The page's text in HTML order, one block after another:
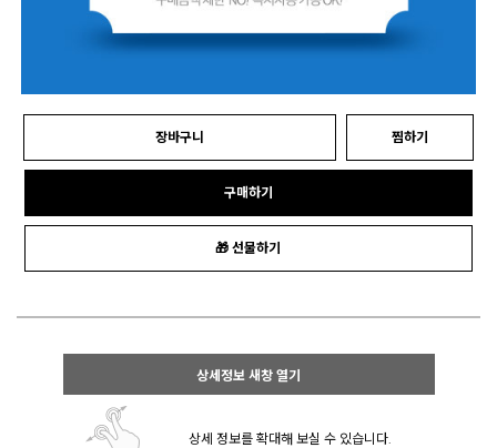
장바구니 찜하기
구매하기
🎁 선물하기
상세정보 새창 열기
상세 정보를 확대해 보실 수 있습니다.